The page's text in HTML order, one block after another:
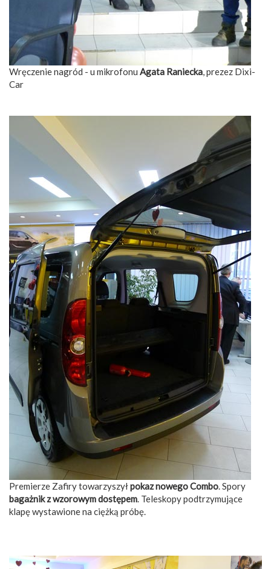
Wręczenie nagród - u mikrofonu Agata Raniecka, prezez Dixi-
Car
Premierze Zafiry towarzyszyłpokaz nowego Combo. Spory
bagażnik z wzorowym dostępem. Teleskopy podtrzymujące
klapę wystawione na ciężką próbę.